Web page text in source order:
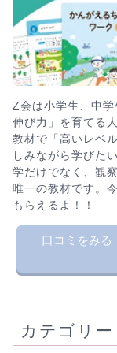
Z会は小学生、中
伸び力」を育てる
教材で「高いレベ
しみながら学びた
学だけでなく、観
唯一の教材です。
もらえるよ！！
口コミをみる
カテゴリー